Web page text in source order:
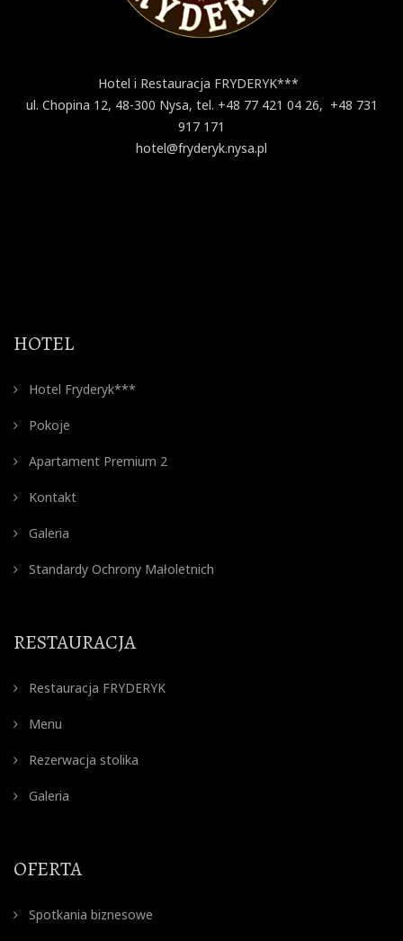
Hotel i Restauracja FRYDERYK***
ul. Chopina 12, 48-300 Nysa, tel. +48 77 421 04 26, +48 731
917 171
hotel@fryderyk.nysa.pl
HOTEL
Hotel Fryderyk***
Pokoje
Apartament Premium 2
Kontakt
Galeria
Standardy Ochrony Małoletnich
RESTAURACJA
Restauracja FRYDERYK
Menu
Rezerwacja stolika
Galeria
OFERTA
Spotkania biznesowe